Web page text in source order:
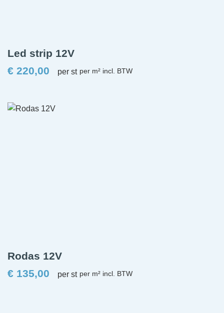
Led strip 12V
€ 220,00 per st
Rodas 12V
€ 135,00 per st